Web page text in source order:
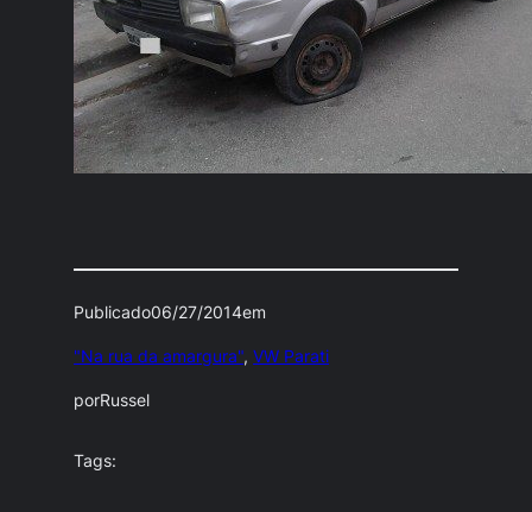
Publicado06/27/2014em
"Na rua da amargura", VW Parati
porRussel
Tags: